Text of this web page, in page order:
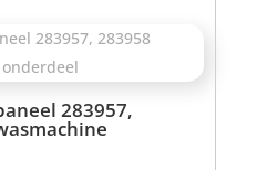
283957,